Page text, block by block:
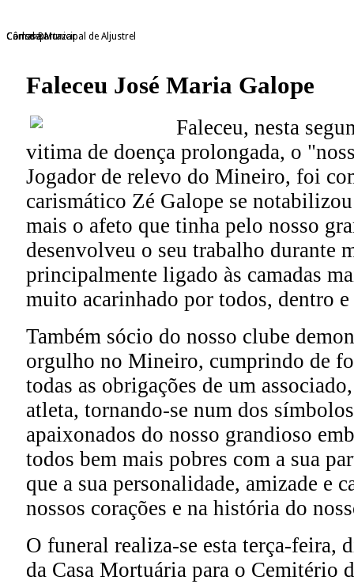
Câmara Municipal de Aljustrel
Consdep
Carlos Bartazar
Faleceu José Maria Galope
Faleceu, nesta
vitima de doença prolongada, o
Jogador de relevo do Mineiro, foi
carismático Zé Galope se
mais o afeto que tinha pelo nosso
desenvolveu o seu trabalho durante
principalmente ligado às camadas
muito acarinhado por todos, dentro
Também sócio do nosso clube
orgulho no Mineiro, cumprindo de
todas as obrigações de um
atleta, tornando-se num dos
apaixonados do nosso grandioso
todos bem mais pobres com a sua
que a sua personalidade, amizade e
nossos corações e na história do
O funeral realiza-se esta terça-feira,
da Casa Mortuária para o Cemitério